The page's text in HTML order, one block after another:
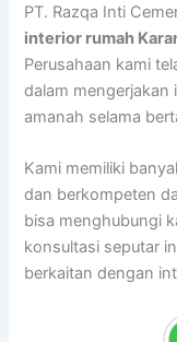
PT. Razqa Inti
interior rumah
Perusahaan kami
dalam mengerjakan
amanah selama
Kami memiliki
dan berkompeten
bisa menghubungi
konsultasi seputar
berkaitan dengan